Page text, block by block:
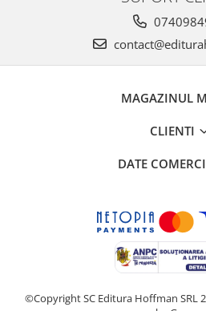
MAGAZINUL
CLIENTI
DATE
©Copyright SC Editura Hoffman SRL